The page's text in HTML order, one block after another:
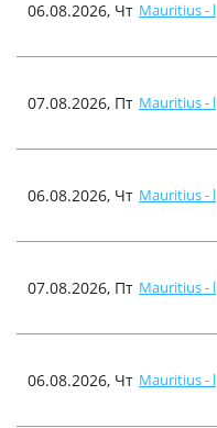
06.08.2026, Чт Mauritius - l
07.08.2026, Пт Mauritius - l
06.08.2026, Чт Mauritius - l
07.08.2026, Пт Mauritius - l
06.08.2026, Чт Mauritius - l